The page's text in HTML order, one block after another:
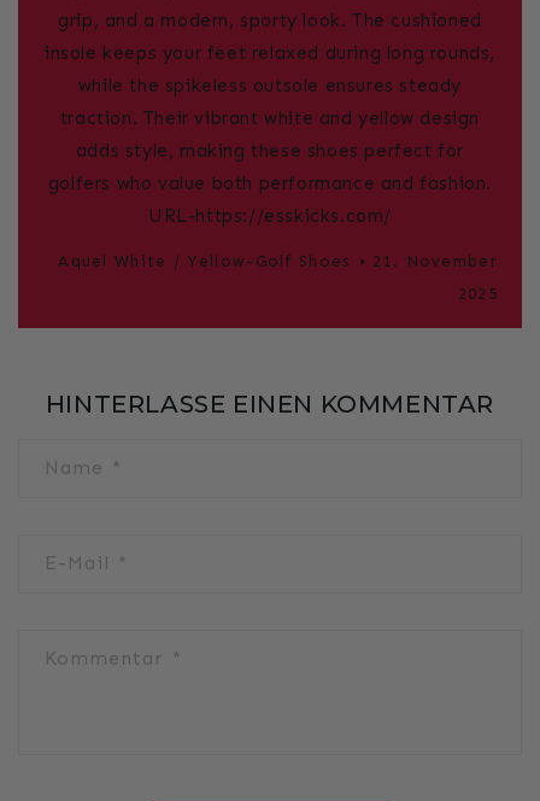
grip, and a modern, sporty look. The cushioned
insole keeps your feet relaxed during long rounds,
while the spikeless outsole ensures steady
traction. Their vibrant white and yellow design
adds style, making these shoes perfect for
golfers who value both performance and fashion.
URL-https://esskicks.com/
Aquel White / Yellow-Golf Shoes
21. November
2025
HINTERLASSE EINEN KOMMENTAR
Name *
E-Mail *
Kommentar *